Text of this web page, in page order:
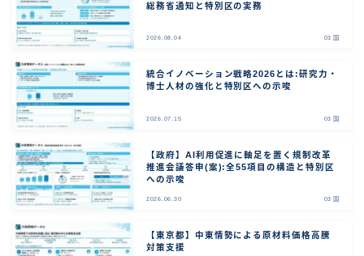
総務省通知と特別区の実務
2026.08.04 03 国
統合イノベーション戦略2026とは:研究力・
博士人材の強化と特別区への示唆
2026.07.15 03 国
【政府】AI利用促進に軸足を置く規制改革
推進会議答申(案):全55項目の構造と特別区
への示唆
2026.06.30 03 国
【東京都】中東情勢による原材料価格高騰
対策支援